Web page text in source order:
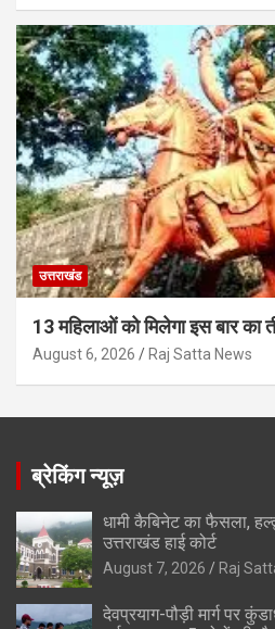
उत्तराखंड
13 महिलाओं को मिलेगा इस बार का
August 6, 2026 Raj Satta News
ब्रेकिंग न्यूज़
धामी कैबिनेट का फैसला,
उत्तराखंड हाई कोर्ट
August 7, 2026 Raj
देवप्रयाग-पौड़ी मार्ग पर